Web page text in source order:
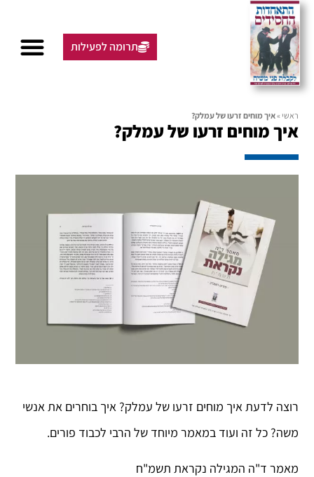
תרומה לפעילות
ראשי »איך מוחים זרעו של עמלק?
איך מוחים זרעו של עמלק?
רוצה לדעת איך מוחים זרעו של עמלק? איך בוחרים את אנשי
משה? כל זה ועוד במאמר מיוחד של הרבי לכבוד פורים.
מאמר ד"ה המגילה נקראת תשמ"ח